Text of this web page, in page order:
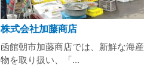
株式会社加藤商店
函館朝市加藤商店では、新鮮な海産
物を取り扱い、「...